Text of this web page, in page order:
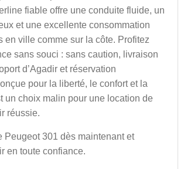
fiable offre une conduite fluide, un
et une excellente consommation
en ville comme sur la côte. Profitez
sans souci : sans caution, livraison
d’Agadir et réservation
pour la liberté, le confort et la
un choix malin pour une location de
réussie.
Peugeot 301 dès maintenant et
en toute confiance.